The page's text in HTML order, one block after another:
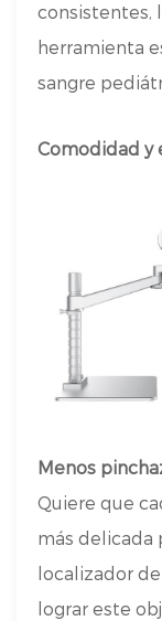
consistentes,
herramienta
sangre
Comodidad y
Menos
Quiere que
más delicada
localizador
lograr este